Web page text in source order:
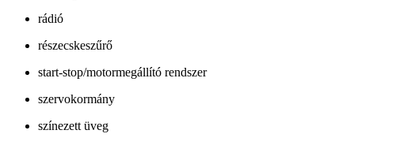
rádió
részecskeszűrő
start-stop/motormegállító rendszer
szervokormány
színezett üveg